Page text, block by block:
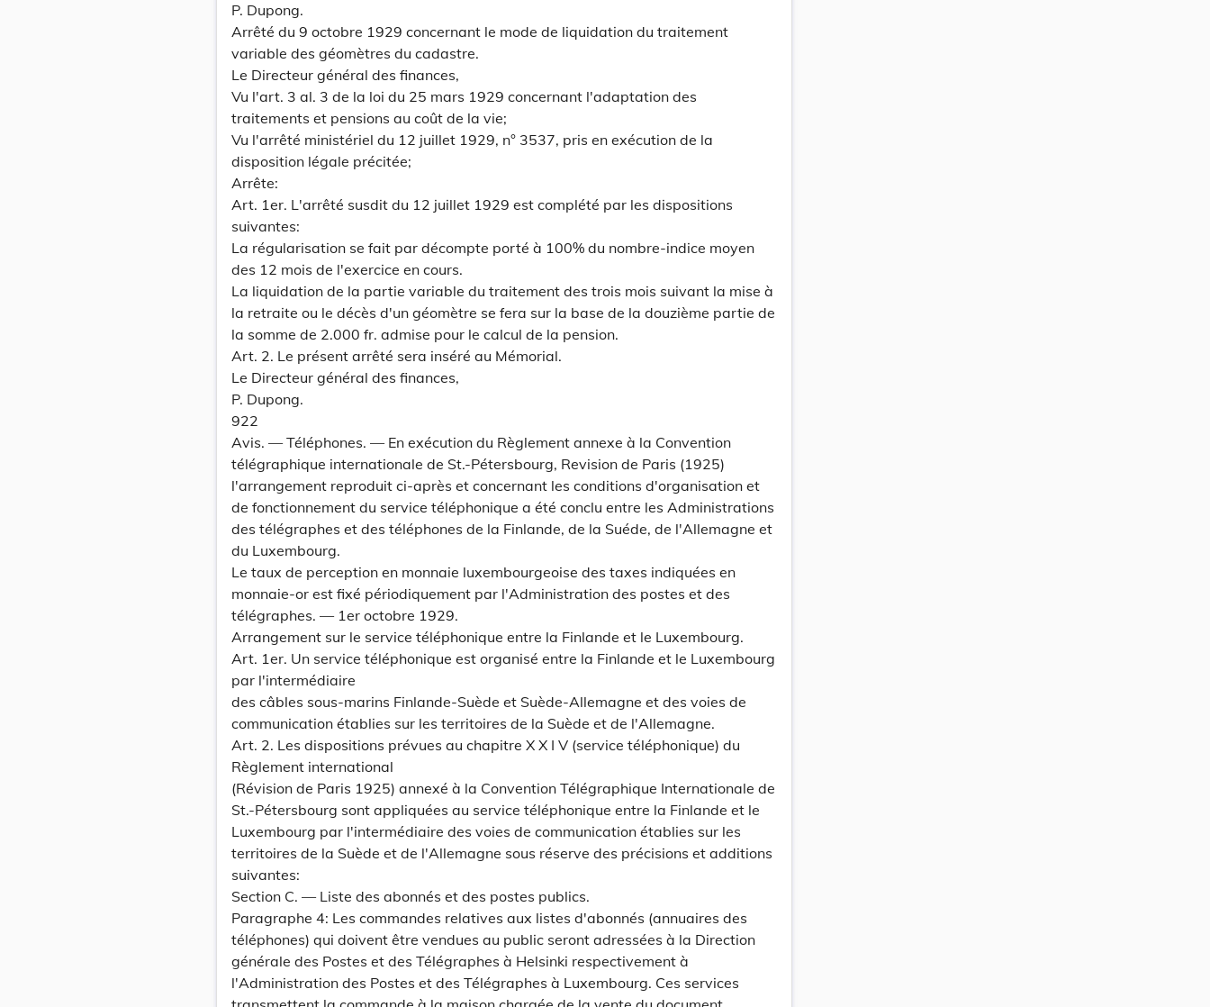
P. Dupong.
Arrêté du 9 octobre 1929 concernant le mode de liquidation du traitement
variable des géomètres du cadastre.
Le Directeur général des finances,
Vu l'art. 3 al. 3 de la loi du 25 mars 1929 concernant l'adaptation des
traitements et pensions au coût de la vie;
Vu l'arrêté ministériel du 12 juillet 1929, n° 3537, pris en exécution de la
disposition légale précitée;
Arrête:
Art. 1er. L'arrêté susdit du 12 juillet 1929 est complété par les dispositions
suivantes:
La régularisation se fait par décompte porté à 100% du nombre-indice moyen
des 12 mois de l'exercice en cours.
La liquidation de la partie variable du traitement des trois mois suivant la mise à
la retraite ou le décès d'un géomètre se fera sur la base de la douzième partie de
la somme de 2.000 fr. admise pour le calcul de la pension.
Art. 2. Le présent arrêté sera inséré au Mémorial.
Le Directeur général des finances,
P. Dupong.
922
Avis. — Téléphones. — En exécution du Règlement annexe à la Convention
télégraphique internationale de St.-Pétersbourg, Revision de Paris (1925)
l'arrangement reproduit ci-après et concernant les conditions d'organisation et
de fonctionnement du service téléphonique a été conclu entre les Administrations
des télégraphes et des téléphones de la Finlande, de la Suéde, de l'Allemagne et
du Luxembourg.
Le taux de perception en monnaie luxembourgeoise des taxes indiquées en
monnaie-or est fixé périodiquement par l'Administration des postes et des
télégraphes. — 1er octobre 1929.
Arrangement sur le service téléphonique entre la Finlande et le Luxembourg.
Art. 1er. Un service téléphonique est organisé entre la Finlande et le Luxembourg
par l'intermédiaire
des câbles sous-marins Finlande-Suède et Suède-Allemagne et des voies de
communication établies sur les territoires de la Suède et de l'Allemagne.
Art. 2. Les dispositions prévues au chapitre X X I V (service téléphonique) du
Règlement international
(Révision de Paris 1925) annexé à la Convention Télégraphique Internationale de
St.-Pétersbourg sont appliquées au service téléphonique entre la Finlande et le
Luxembourg par l'intermédiaire des voies de communication établies sur les
territoires de la Suède et de l'Allemagne sous réserve des précisions et additions
suivantes:
Section C. — Liste des abonnés et des postes publics.
Paragraphe 4: Les commandes relatives aux listes d'abonnés (annuaires des
téléphones) qui doivent être vendues au public seront adressées à la Direction
générale des Postes et des Télégraphes à Helsinki respectivement à
l'Administration des Postes et des Télégraphes à Luxembourg. Ces services